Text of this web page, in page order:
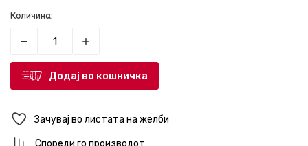
Количина:
Додај во кошничка
Зачувај во листата на желби